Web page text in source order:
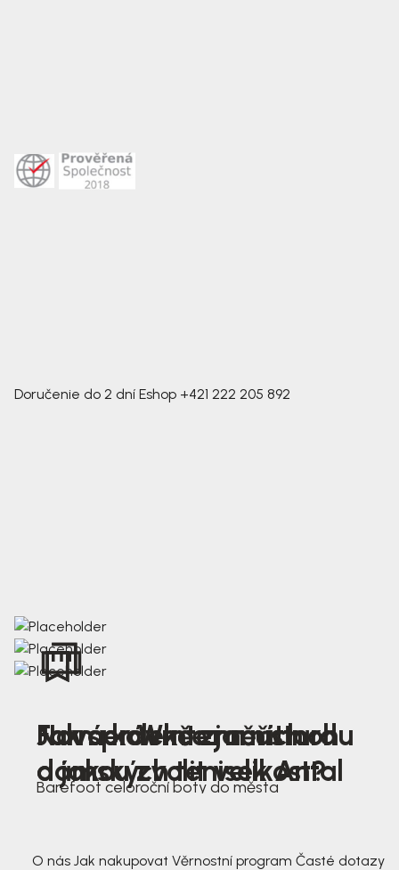
Doručenie do 2 dní Eshop +421 222 205 892
Nová kolekce jarních
dámských tenisek Antal
Jak správně změřit nohu
a jakou zvolit velikost?
Farmer Winter mustard
Barefoot celoroční boty do města
O nás Jak nakupovat Věrnostní program Časté dotazy